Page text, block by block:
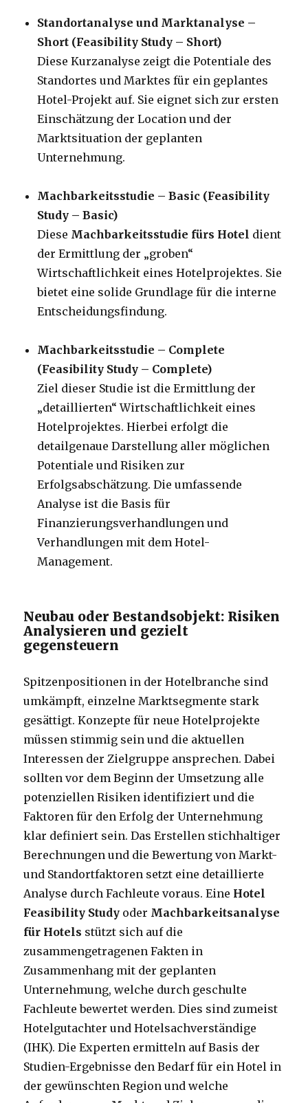
Standortanalyse und Marktanalyse –
Short (Feasibility Study – Short)
Diese Kurzanalyse zeigt die Potentiale des
Standortes und Marktes für ein geplantes
Hotel-Projekt auf. Sie eignet sich zur ersten
Einschätzung der Location und der
Marktsituation der geplanten
Unternehmung.
Machbarkeitsstudie – Basic (Feasibility
Study – Basic)
Diese Machbarkeitsstudie fürs Hotel dient
der Ermittlung der „groben“
Wirtschaftlichkeit eines Hotelprojektes. Sie
bietet eine solide Grundlage für die interne
Entscheidungsfindung.
Machbarkeitsstudie – Complete
(Feasibility Study – Complete)
Ziel dieser Studie ist die Ermittlung der
„detaillierten“ Wirtschaftlichkeit eines
Hotelprojektes. Hierbei erfolgt die
detailgenaue Darstellung aller möglichen
Potentiale und Risiken zur
Erfolgsabschätzung. Die umfassende
Analyse ist die Basis für
Finanzierungsverhandlungen und
Verhandlungen mit dem Hotel-
Management.
Neubau oder Bestandsobjekt: Risiken
Analysieren und gezielt
gegensteuern
Spitzenpositionen in der Hotelbranche sind
umkämpft, einzelne Marktsegmente stark
gesättigt. Konzepte für neue Hotelprojekte
müssen stimmig sein und die aktuellen
Interessen der Zielgruppe ansprechen. Dabei
sollten vor dem Beginn der Umsetzung alle
potenziellen Risiken identifiziert und die
Faktoren für den Erfolg der Unternehmung
klar definiert sein. Das Erstellen stichhaltiger
Berechnungen und die Bewertung von Markt-
und Standortfaktoren setzt eine detaillierte
Analyse durch Fachleute voraus. Eine Hotel
Feasibility Study oder Machbarkeitsanalyse
für Hotels stützt sich auf die
zusammengetragenen Fakten in
Zusammenhang mit der geplanten
Unternehmung, welche durch geschulte
Fachleute bewertet werden. Dies sind zumeist
Hotelgutachter und Hotelsachverständige
(IHK). Die Experten ermitteln auf Basis der
Studien-Ergebnisse den Bedarf für ein Hotel in
der gewünschten Region und welche